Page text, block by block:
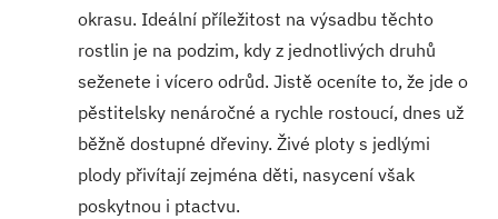
okrasu. Ideální příležitost na výsadbu těchto
rostlin je na podzim, kdy z jednotlivých druhů
seženete i vícero odrůd. Jistě oceníte to, že jde o
pěstitelsky nenáročné a rychle rostoucí, dnes už
běžně dostupné dřeviny. Živé ploty s jedlými
plody přivítají zejména děti, nasycení však
poskytnou i ptactvu.